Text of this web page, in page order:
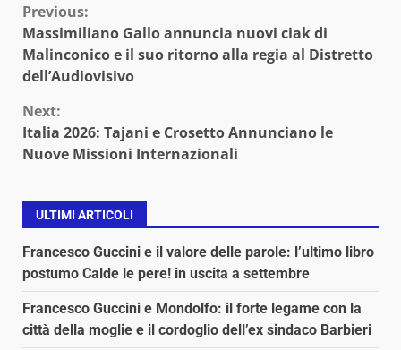
Continue
Reading
Previous:
Massimiliano Gallo annuncia nuovi ciak di
Malinconico e il suo ritorno alla regia al Distretto
dell’Audiovisivo
Next:
Italia 2026: Tajani e Crosetto Annunciano le
Nuove Missioni Internazionali
ULTIMI ARTICOLI
Francesco Guccini e il valore delle parole: l’ultimo libro
postumo Calde le pere! in uscita a settembre
Francesco Guccini e Mondolfo: il forte legame con la
città della moglie e il cordoglio dell’ex sindaco Barbieri